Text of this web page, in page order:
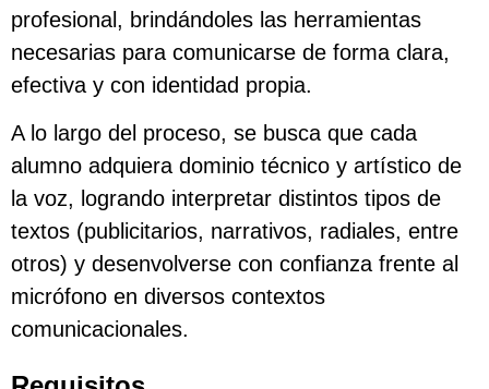
profesional, brindándoles las herramientas
necesarias para comunicarse de forma clara,
efectiva y con identidad propia.
A lo largo del proceso, se busca que cada
alumno adquiera dominio técnico y artístico de
la voz, logrando interpretar distintos tipos de
textos (publicitarios, narrativos, radiales, entre
otros) y desenvolverse con confianza frente al
micrófono en diversos contextos
comunicacionales.